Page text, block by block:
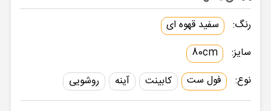
رنگ:
سفید قهوه ای
سایز:
80cm
نوع:
فول ست کابینت آینه روشویی